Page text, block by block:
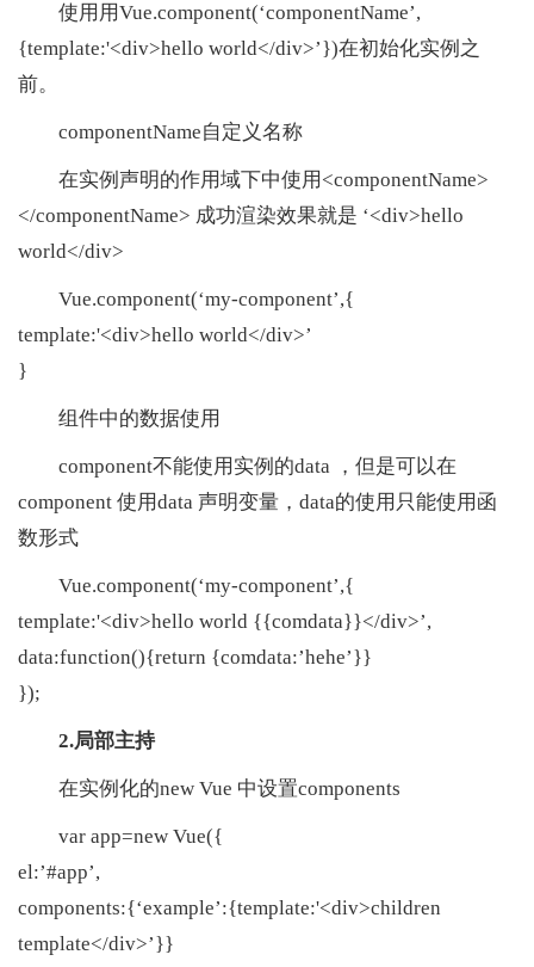
使用用Vue.component(‘componentName’,
{template:'<div>hello world</div>’})在初始化实例之
前。
componentName自定义名称
在实例声明的作用域下中使用<componentName>
</componentName> 成功渲染效果就是 ‘<div>hello
world</div>
Vue.component(‘my-component’,{
template:'<div>hello world</div>’
}
组件中的数据使用
component不能使用实例的data ，但是可以在
component 使用data 声明变量，data的使用只能使用函
数形式
Vue.component(‘my-component’,{
template:'<div>hello world {{comdata}}</div>’,
data:function(){return {comdata:’hehe’}}
});
2.局部主持
在实例化的new Vue 中设置components
var app=new Vue({
el:’#app’,
components:{‘example’:{template:'<div>children
template</div>’}}